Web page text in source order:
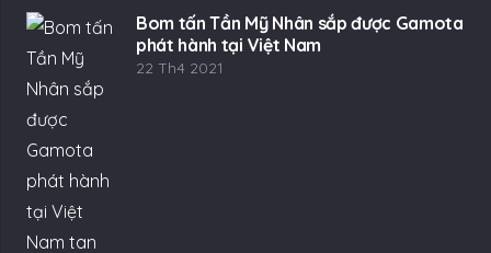
Bom tấn Tần Mỹ Nhân sắp được Gamota
phát hành tại Việt Nam
22 Th4 2021